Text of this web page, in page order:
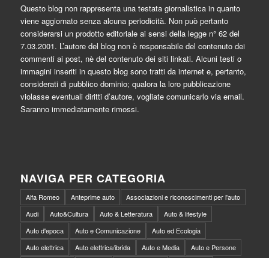
Questo blog non rappresenta una testata giornalistica in quanto
viene aggiornato senza alcuna periodicità. Non può pertanto
considerarsi un prodotto editoriale ai sensi della legge n° 62 del
7.03.2001. L’autore del blog non è responsabile del contenuto dei
commenti ai post, nè del contenuto dei siti linkati. Alcuni testi o
immagini inseriti in questo blog sono tratti da internet e, pertanto,
considerati di pubblico dominio; qualora la loro pubblicazione
violasse eventuali diritti d’autore, vogliate comunicarlo via email.
Saranno immediatamente rimossi.
NAVIGA PER CATEGORIA
Alfa Romeo Anteprime auto
Associazioni e riconoscimenti per l'auto
Audi
Auto&Cultura Auto & Letteratura
Auto & lifestyle
Auto d'epoca
Auto e Comunicazione
Auto ed Ecologia
Auto elettrica
Auto elettrica/ibrida Auto e Media
Auto e Persone